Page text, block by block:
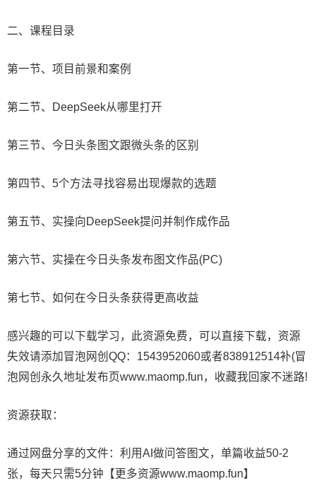
二、课程目录
第一节、项目前景和案例
第二节、DeepSeek从哪里打开
第三节、今日头条图文跟微头条的区别
第四节、5个方法寻找容易出现爆款的选题
第五节、实操向DeepSeek提问并制作成作品
第六节、实操在今日头条发布图文作品(PC)
第七节、如何在今日头条获得更高收益
感兴趣的可以下载学习，此资源免费，可以直接下载，资源
失效请添加冒泡网创QQ：1543952060或者838912514补(冒
泡网创永久地址发布页www.maomp.fun，收藏我回家不迷路!
资源获取：
通过网盘分享的文件：利用AI做问答图文，单篇收益50-2
张，每天只需5分钟【更多资源www.maomp.fun】